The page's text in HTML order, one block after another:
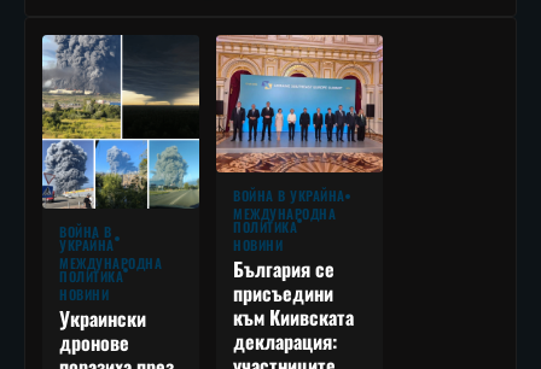
ВОЙНА В
УКРАЙНА
МЕЖДУНАРОДНА
ПОЛИТИКА
НОВИНИ
Украински
дронове
ВОЙНА В УКРАЙНА
МЕЖДУНАРОДНА
ПОЛИТИКА
НОВИНИ
България се
присъедини
към Киивската
декларация: